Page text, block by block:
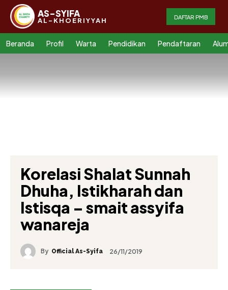
AS-SYIFA
AL-KHOERIYYAH DAFTAR PMB
Beranda Profil Warta Pendidikan Pendaftaran
Korelasi Shalat Sunnah
Dhuha, Istikharah dan
Istisqa – smait assyifa
wanareja
By Official As-Syifa 26/11/2019